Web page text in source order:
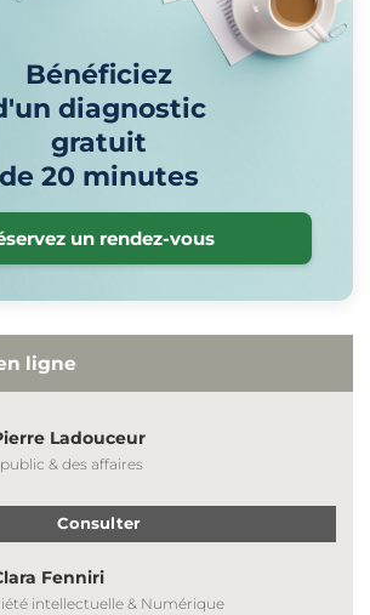
Bénéficiez
diagnostic
gratuit
de 20 minutes
un rendez-vous
ligne
Ladouceur
& des affaires
Consulter
Fenniri
intellectuelle & Numérique